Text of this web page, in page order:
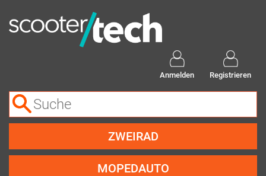
Anmelden Registrieren
ZWEIRAD
MOPEDAUTO